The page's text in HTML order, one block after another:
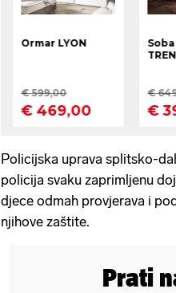
Policijska uprava splitsko-
policija svaku zaprimljenu
djece odmah provjerava i
njihove zaštite.
Prati